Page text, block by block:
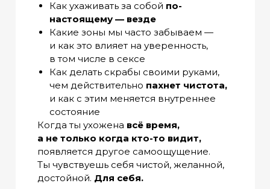
Как ухаживать за собой по-
настоящему — везде
Какие зоны мы часто забываем —
и как это влияет на уверенность,
в том числе в сексе
Как делать скрабы своими руками,
чем действительно пахнет чистота,
и как с этим меняется внутреннее
состояние
Когда ты ухожена всё время,
а не только когда кто-то видит,
появляется другое самоощущение.
Ты чувствуешь себя чистой, желанной,
достойной. Для себя.